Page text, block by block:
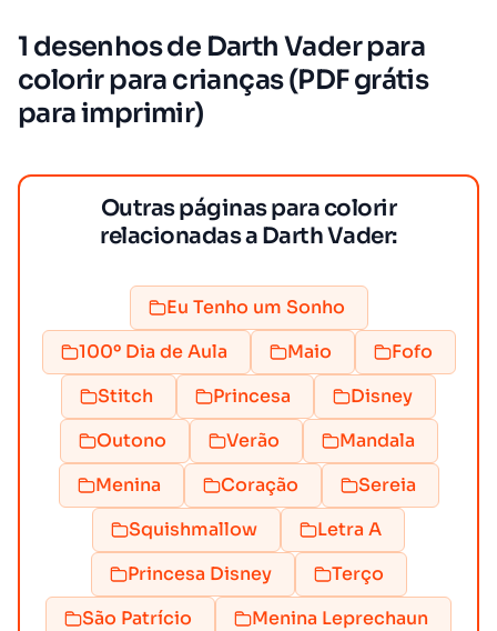
1 desenhos de Darth Vader para
colorir para crianças (PDF grátis
para imprimir)
Outras páginas para colorir
relacionadas a Darth Vader:
Eu Tenho um Sonho
100º Dia de Aula
Maio
Fofo
Stitch
Princesa
Disney
Outono
Verão
Mandala
Menina
Coração
Sereia
Squishmallow
Letra A
Princesa Disney
Terço
São Patrício
Menina Leprechaun